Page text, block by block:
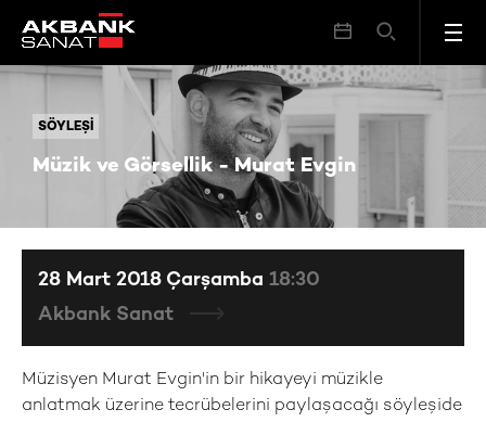
SÖYLEŞI
Müzik ve Görsellik - Murat Evgin
SÖYLEŞI Müzik ve Görsellik - Murat Evgin
Müzisyen Murat Evgin'in bir hikayeyi müzikle
anlatmak üzerine tecrübelerini paylaşacağı söyleşide
28 Mart 2018 Çarşamba 18:30
Akbank Sanat